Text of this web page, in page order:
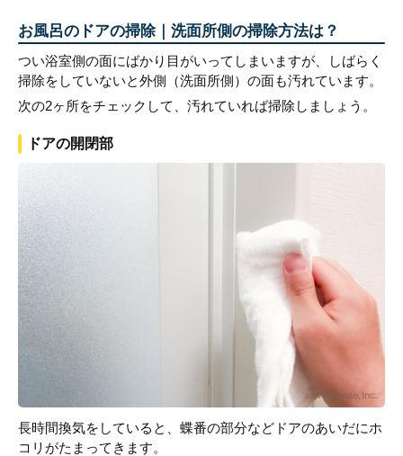
お風呂のドアの掃除｜洗面所側の掃除方法は？
つい浴室側の面にばかり目がいってしまいますが、しばらく
掃除をしていないと外側（洗面所側）の面も汚れています。
次の2ヶ所をチェックして、汚れていれば掃除しましょう。
ドアの開閉部
長時間換気をしていると、蝶番の部分などドアのあいだにホ
コリがたまってきます。